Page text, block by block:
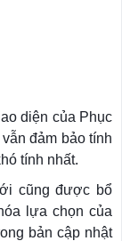
diện của Phục
đảm bảo tính
tính nhất.
cũng được bổ
lựa chọn của
bản cập nhật